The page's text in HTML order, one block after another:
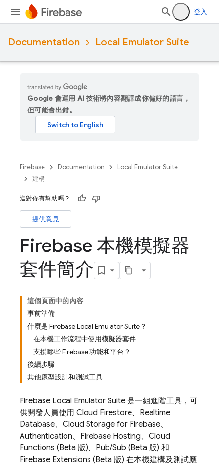
登入
Documentation Local Emulator Suite
Google 會運用 AI 技術將內容翻譯成你偏好的語言，
但可能會出錯。
Firebase Documentation
Local Emulator Suite
建構
這對你有幫助嗎？
提供意見
Firebase 本機模擬器
套件簡介
這個頁面中的內容
事前準備
什麼是 Firebase Local Emulator Suite？
在本機工作流程中使用模擬器套件
支援哪些 Firebase 功能和平台？
後續步驟
其他原型設計和測試工具
Firebase Local Emulator Suite 是一組進階工具，可
供開發人員使用 Cloud Firestore、 Realtime
Database、 Cloud Storage for Firebase、
Authentication、 Firebase Hosting、 Cloud
Functions (Beta 版)、 Pub/Sub (Beta 版) 和
Firebase Extensions (Beta 版) 在本機建構及測試應